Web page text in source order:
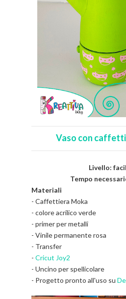
Vaso con
Livello:
Tempo
Materiali
- Caffettiera Moka
- colore acrilico verde
- primer per metalli
- Vinile permanente rosa
- Transfer
- Cricut Joy2
- Uncino per spellicolare
- Progetto pronto all'uso su